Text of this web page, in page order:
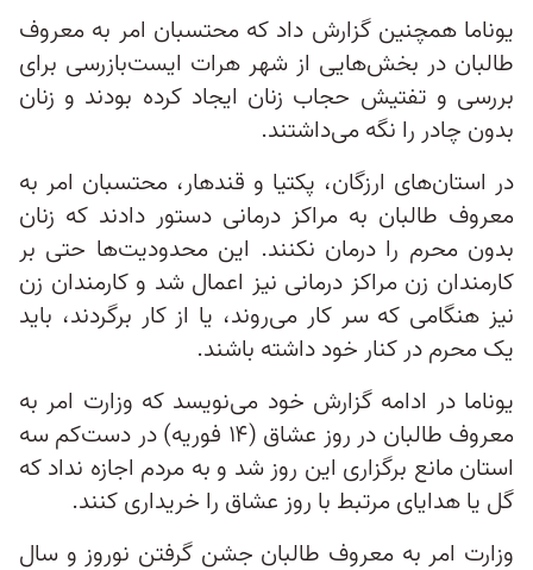
یوناما همچنین گزارش داد که محتسبان امر به معروف
طالبان در بخش‌هایی از شهر هرات ایست‌بازرسی برای
بررسی و تفتیش حجاب زنان ایجاد کرده بودند و زنان
بدون چادر را نگه می‌داشتند.
در استان‌های ارزگان، پکتیا و قندهار، محتسبان امر به
معروف طالبان به مراکز درمانی دستور دادند که زنان
بدون محرم را درمان نکنند. این محدودیت‌ها حتی بر
کارمندان زن مراکز درمانی نیز اعمال شد و کارمندان زن
نیز هنگامی که سر کار می‌روند، یا از کار بر‌گردند، باید
یک محرم در کنار خود داشته باشند.
یوناما در ادامه گزارش خود می‌نویسد که وزارت امر به
معروف طالبان در روز عشاق (۱۴ فوریه) در دست‌کم سه
استان مانع برگزاری این روز شد و به مردم اجازه نداد که
گل یا هدایای مرتبط با روز عشاق را خریداری کنند.
وزارت امر به معروف طالبان جشن گرفتن نوروز و سال